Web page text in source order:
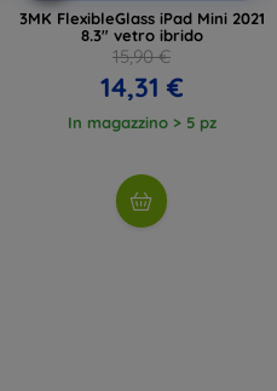
3MK FlexibleGlass iPad Mini 2021
8.3" vetro ibrido
15,90 €
14,31 €
In magazzino > 5 pz